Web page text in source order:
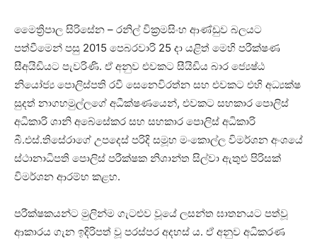
මෛත්‍රිපාල සිරිසේන – රනිල් වික්‍රමසිංහ ආණ්ඩුව බලයට
පත්වීමෙන් පසු 2015 පෙබරවාරි 25 දා යළිත් මෙහි පරීක්ෂණ
සීඅයිඩියට පැවරිණි. ඒ අනුව එවකට සීයිඩිය බාර ජ්‍යෙෂ්ඨ
නියෝජ්‍ය පොලිස්පති රවී සෙනෙවිරත්න සහ එවකට එහි අධ්‍යක්ෂ
සුදත් නාගහමුල්ලගේ අධීක්ෂණයෙන්, එවකට සහකාර පොලිස්
අධිකාරි ශානි අබේසේකර සහ සහකාර පොලිස් අධිකාරි
බී.එස්.තිසේරාගේ උපදෙස් පරිදි සමූහ මංකොල්ල විමර්ශන අංශයේ
ස්ථානාධිපති පොලිස් පරීක්ෂක නිශාන්ත සිල්වා ඇතුළු පිරිසක්
විමර්ශන ආරම්භ කළහ.
පරීක්ෂකයන්ට මුලින්ම ගැටළුව වූයේ ලසන්ත ඝාතනයට පත්වූ
ආකාරය ගැන ඉදිරිපත් වූ පරස්පර අදහස් ය. ඒ අනුව අධිකරණ